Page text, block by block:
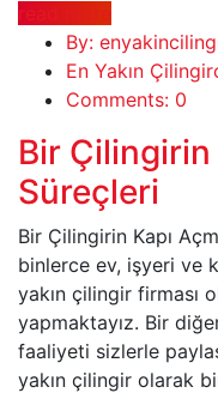
read more
By:
En Yakın
Comments: 0
Bir Çilingirin
Süreçleri
Bir Çilingirin Kapı
binlerce ev, işyeri ve
yakın çilingir firması
yapmaktayız. Bir
faaliyeti sizlerle
yakın çilingir olarak